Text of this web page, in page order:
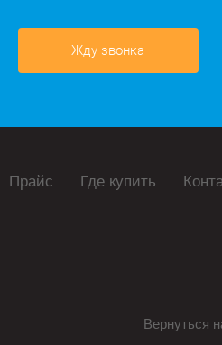
Жду звонка
Прайс Где купить
Вернуться